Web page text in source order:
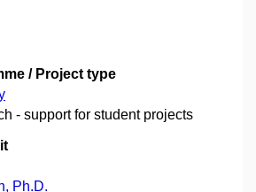
/ Project type
- support for student projects
Ph.D.